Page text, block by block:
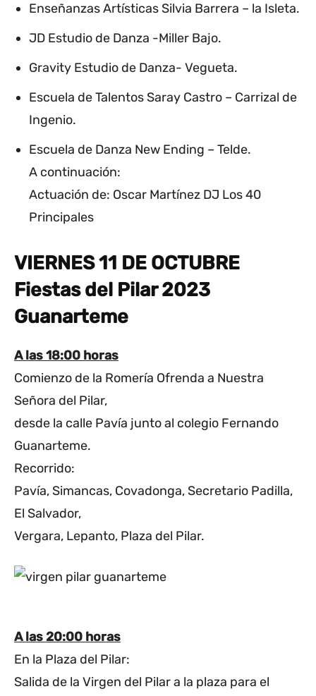
Enseñanzas Artísticas Silvia Barrera – la Isleta.
JD Estudio de Danza -Miller Bajo.
Gravity Estudio de Danza- Vegueta.
Escuela de Talentos Saray Castro – Carrizal de
Ingenio.
Escuela de Danza New Ending – Telde.
A continuación:
Actuación de: Oscar Martínez DJ Los 40
Principales
VIERNES 11 DE OCTUBRE
Fiestas del Pilar 2023
Guanarteme
A las 18:00 horas
Comienzo de la Romería Ofrenda a Nuestra
Señora del Pilar,
desde la calle Pavía junto al colegio Fernando
Guanarteme.
Recorrido:
Pavía, Simancas, Covadonga, Secretario Padilla,
El Salvador,
Vergara, Lepanto, Plaza del Pilar.
A las 20:00 horas
En la Plaza del Pilar:
Salida de la Virgen del Pilar a la plaza para el